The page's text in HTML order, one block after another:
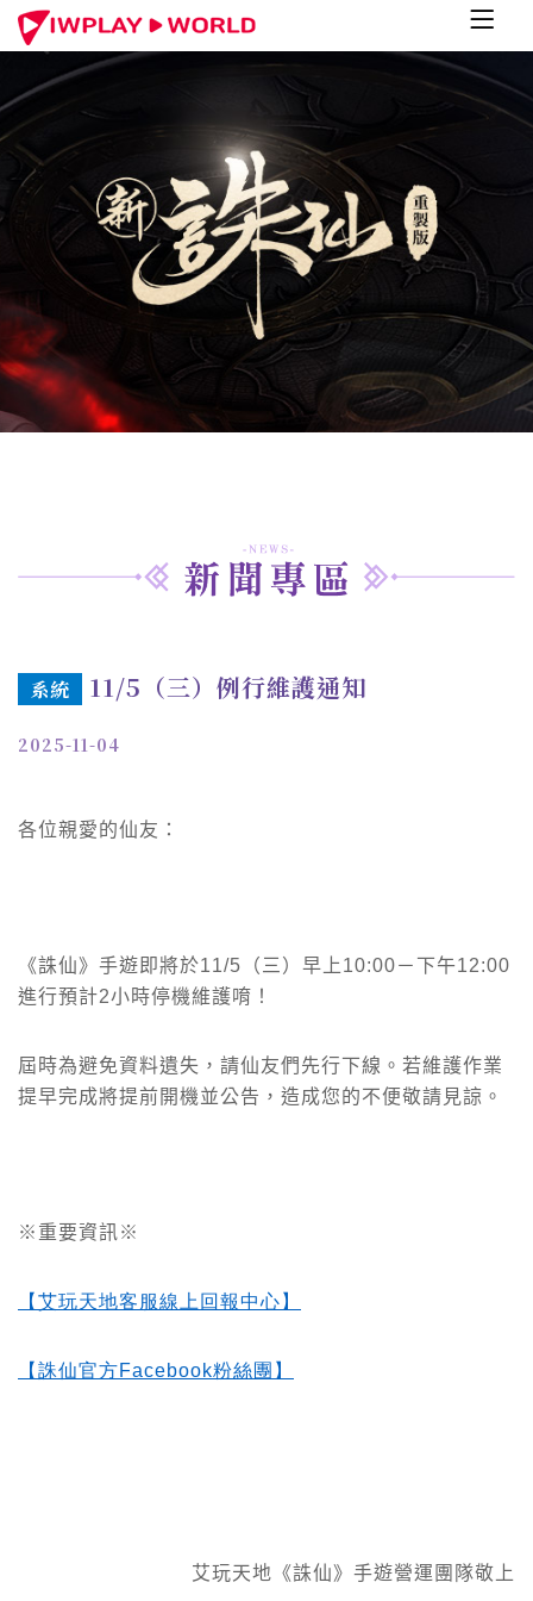
系統 11/5（三）例行維護通知
2025-11-04
各位親愛的仙友：
《誅仙》手遊即將於11/5（三）早上10:00－下午12:00
進行預計2小時停機維護唷！
屆時為避免資料遺失，請仙友們先行下線。若維護作業
提早完成將提前開機並公告，造成您的不便敬請見諒。
※重要資訊※
【艾玩天地客服線上回報中心】
【誅仙官方Facebook粉絲團】
艾玩天地《誅仙》手遊營運團隊敬上